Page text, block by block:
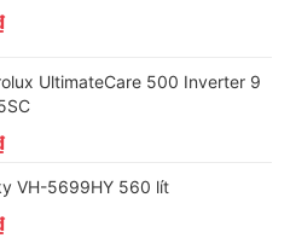
di chuyển đến nhiều vị trí
loại bỏ khi không cần thiết.
chỉnh vị trí linh hoạt, tối ưu hóa
UltimateCare 500 Inverter 9
VH-5699HY 560 lít